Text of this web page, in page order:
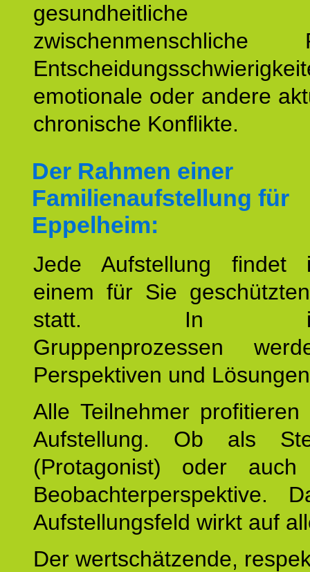
zwischenmenschliche
emotionale oder andere
chronische Konflikte.
Der Rahmen einer
Familienaufstellung für
Eppelheim:
Jede Aufstellung findet
einem für Sie
statt. In
Gruppenprozessen
Perspektiven und
Alle Teilnehmer
Aufstellung. Ob als
(Protagonist) oder
Beobachterperspektive.
Aufstellungsfeld wirkt auf
Der wertschätzende,